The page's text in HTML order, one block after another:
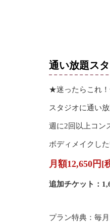
通い放題ス
★迷ったらこれ！
スタジオに通い
週に2回以上コン
ボディメイクし
月額12,650円[
追加チケット：
プラン特典：毎